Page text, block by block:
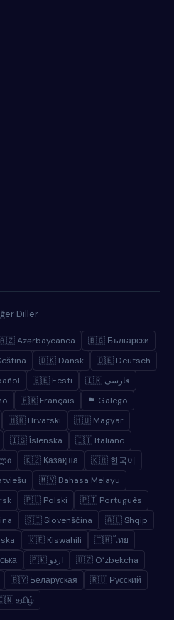
Diller
Azərbaycanca
🇧🇬 Български
🇩🇰 Dansk
🇩🇪 Deutsch
🇪🇪 Eesti
🇮🇷 فارسی
🇫🇷 Français
🏴 Galego
🇭🇷 Hrvatski
🇭🇺 Magyar
🇮🇸 Íslenska
🇮🇹 Italiano
🇰🇿 Қазақша
🇰🇷 한국어
🇲🇾 Bahasa Melayu
🇵🇱 Polski
🇵🇹 Português
🇸🇮 Slovenščina
🇦🇱 Shqip
🇰🇪 Kiswahili
🇹🇭 ไทย
🇵🇰 اردو
🇺🇿 Oʻzbekcha
🇧🇾 Беларуская
🇷🇺 Русский
தமிழ்